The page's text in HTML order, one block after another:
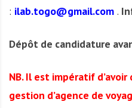
: ilab.togo@gmail.com .
Dépôt de candidature
NB. Il est impératif d’avoir
gestion d’agence de